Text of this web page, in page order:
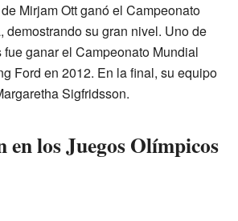
Mirjam Ott ganó el Campeonato
demostrando su gran nivel. Uno de
ganar el Campeonato Mundial
Ford en 2012. En la final, su equipo
Sigfridsson.
los Juegos Olímpicos